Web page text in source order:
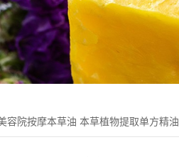
容院按摩本草油 本草植物提取单方精油